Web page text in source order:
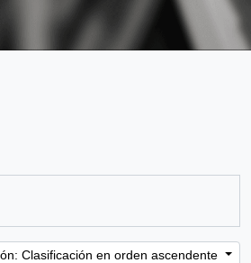
Clasificación en orden ascendente